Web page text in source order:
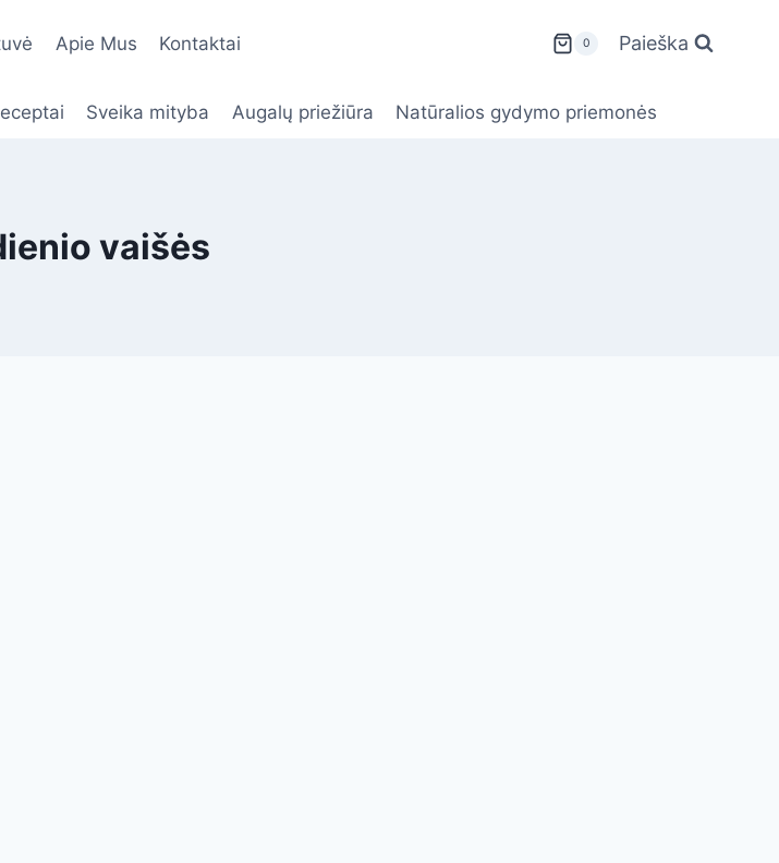
Apie Mus Kontaktai 0 Paieška
Sveika mityba Augalų priežiūra Natūralios gydymo priemonės
vaišės